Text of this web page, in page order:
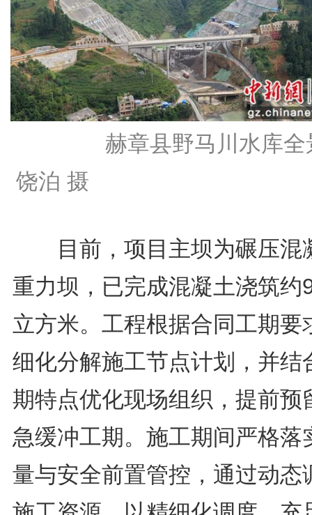
赫章县野马川水库全
饶泊 摄
目前，项目主坝为碾压混
重力坝，已完成混凝土浇筑约
立方米。工程根据合同工期要
细化分解施工节点计划，并结
期特点优化现场组织，提前预
急缓冲工期。施工期间严格落
量与安全前置管控，通过动态